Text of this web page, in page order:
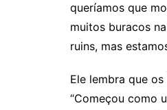
queríamos que
muitos buracos
ruins, mas
Ele lembra que
“Começou como